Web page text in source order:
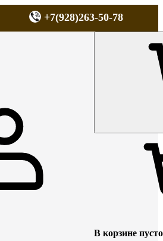
+7(928)263-50-78
В корзине пусто